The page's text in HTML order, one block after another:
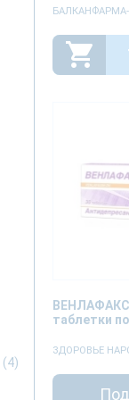
(4)
таблетки
ЗДОРОВЬЕ